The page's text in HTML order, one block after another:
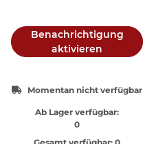
Benachrichtigung
aktivieren
Momentan nicht verfügbar
Ab Lager verfügbar:
0